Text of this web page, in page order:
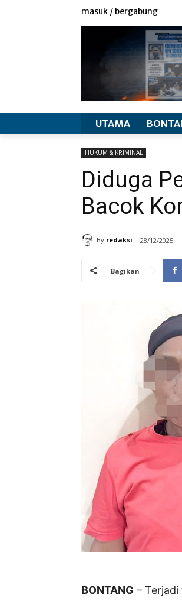
masuk / bergabung
UTAMA
HUKUM & KRIMINAL
Diduga
Bacok
By redaksi 28/12/2025
Bagikan
BONTANG –